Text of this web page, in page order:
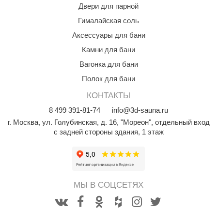
Двери для парной
Гималайская соль
Аксессуары для бани
Камни для бани
Вагонка для бани
Полок для бани
КОНТАКТЫ
8 499 391-81-74
info@3d-sauna.ru
г. Москва, ул. Голубинская, д. 16, "Мореон", отдельный вход
с задней стороны здания, 1 этаж
МЫ В СОЦСЕТЯХ